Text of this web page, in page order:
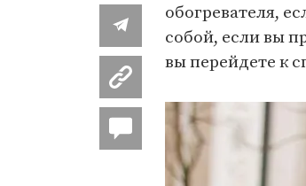
обогревателя,
собой, если вы
вы перейдете к